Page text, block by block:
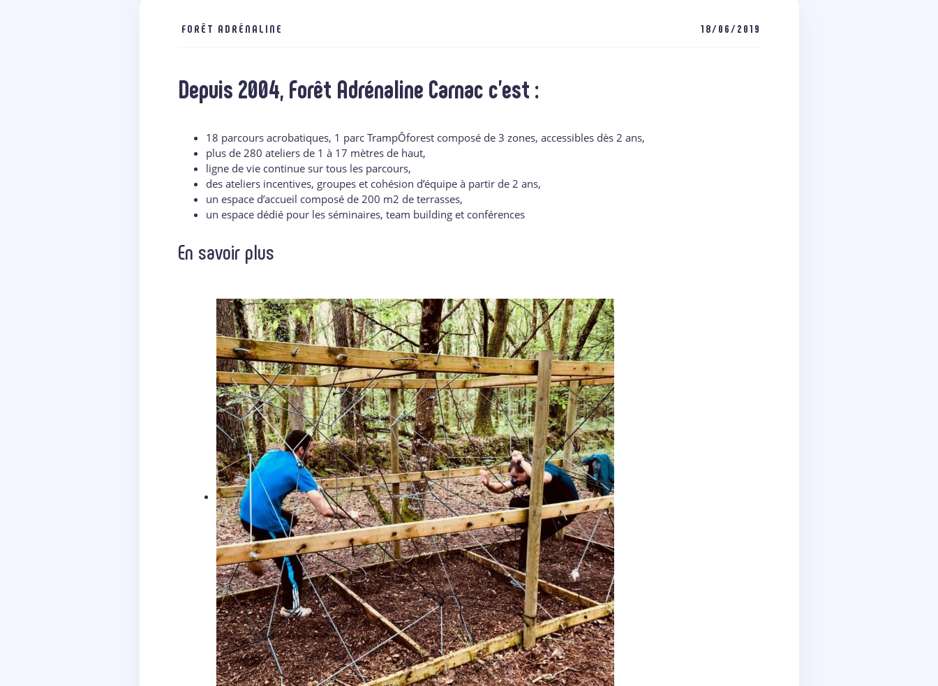
FORÊT ADRÉNALINE 18/06/2019
Depuis 2004, Forêt Adrénaline Carnac c’est :
18 parcours acrobatiques, 1 parc TrampÔforest composé de 3 zones, accessibles dès 2 ans,
plus de 280 ateliers de 1 à 17 mètres de haut,
ligne de vie continue sur tous les parcours,
des ateliers incentives, groupes et cohésion d’équipe à partir de 2 ans,
un espace d’accueil composé de 200 m2 de terrasses,
un espace dédié pour les séminaires, team building et conférences
En savoir plus